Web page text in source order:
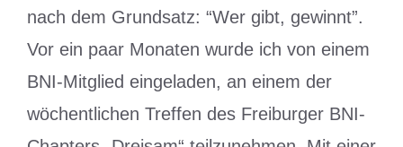
nach dem Grundsatz: “Wer gibt, gewinnt”.
Vor ein paar Monaten wurde ich von einem
BNI-Mitglied eingeladen, an einem der
wöchentlichen Treffen des Freiburger BNI-